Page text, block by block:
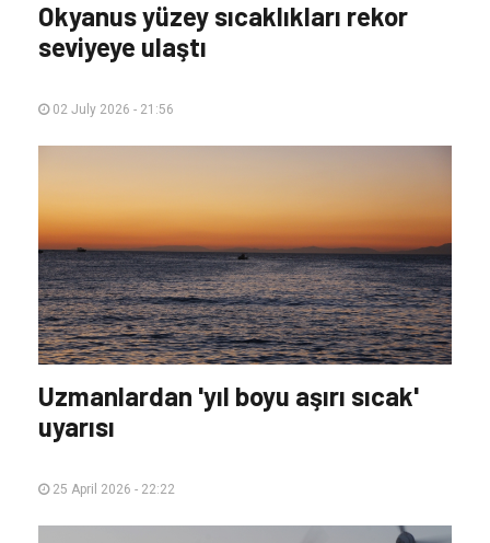
Okyanus yüzey sıcaklıkları rekor
seviyeye ulaştı
02 July 2026 - 21:56
Uzmanlardan 'yıl boyu aşırı sıcak'
uyarısı
25 April 2026 - 22:22